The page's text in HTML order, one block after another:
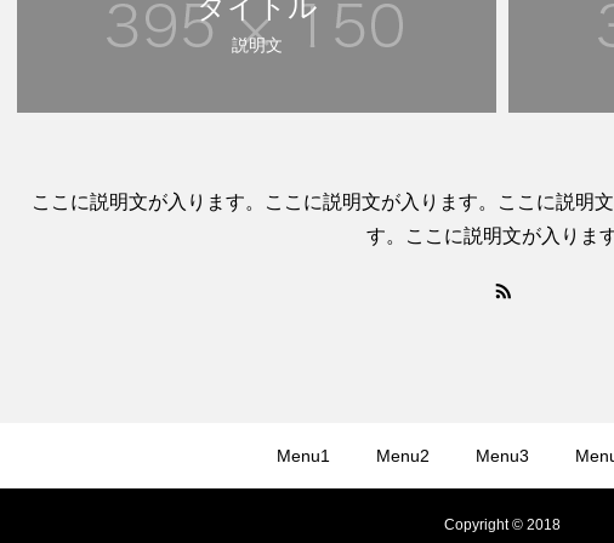
タイトル
説明文
ここに説明文が入ります。ここに説明文が入ります。ここに説明
す。ここに説明文が入ります
Menu1 Menu2 Menu3
Copyright © 2018